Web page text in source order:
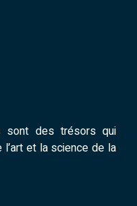
sont des trésors qui
et la science de la